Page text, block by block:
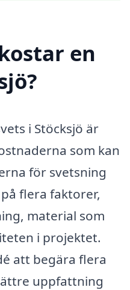
en
i Stöcksjö är
som kan
för svetsning
flera faktorer,
material som
i projektet.
att begära flera
uppfattning